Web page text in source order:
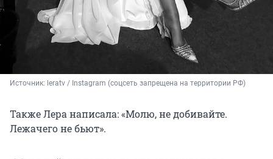
Источник: leratv / Instagram (соцсеть запрещена на территории РФ)
Также Лера написала: «Молю, не добивайте.
Лежачего не бьют».